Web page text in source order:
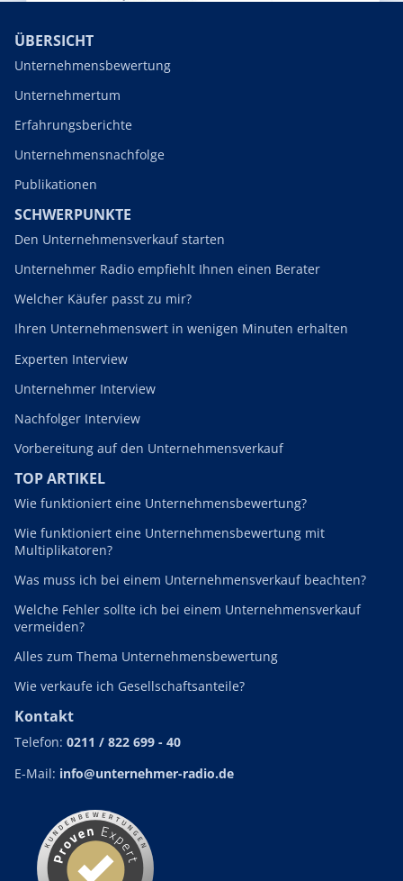
ÜBERSICHT
Unternehmensbewertung
Unternehmertum
Erfahrungsberichte
Unternehmensnachfolge
Publikationen
SCHWERPUNKTE
Den Unternehmensverkauf starten
Unternehmer Radio empfiehlt Ihnen einen Berater
Welcher Käufer passt zu mir?
Ihren Unternehmenswert in wenigen Minuten erhalten
Experten Interview
Unternehmer Interview
Nachfolger Interview
Vorbereitung auf den Unternehmensverkauf
TOP ARTIKEL
Wie funktioniert eine Unternehmensbewertung?
Wie funktioniert eine Unternehmensbewertung mit
Multiplikatoren?
Was muss ich bei einem Unternehmensverkauf beachten?
Welche Fehler sollte ich bei einem Unternehmensverkauf
vermeiden?
Alles zum Thema Unternehmensbewertung
Wie verkaufe ich Gesellschaftsanteile?
Kontakt
Telefon: 0211 / 822 699 - 40
E-Mail: info@unternehmer-radio.de